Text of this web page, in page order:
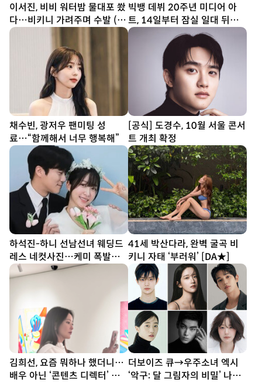
이서진, 비비 워터밤 물대포 쐈
다…비키니 가려주며 수발 (비
서진)
빅뱅 데뷔 20주년 미디어 아
트, 14일부터 잠실 일대 뒤덮
는다
채수빈, 광저우 팬미팅 성
료…“함께해서 너무 행복해”
[공식] 도경수, 10월 서울 콘서
트 개최 확정
하석진-하니 선남선녀 웨딩드
레스 네컷사진…케미 폭발
[DA★]
41세 박산다라, 완벽 굴곡 비
키니 자태 ‘부러워’ [DA★]
김희선, 요즘 뭐하나 했더니…
배우 아닌 ‘콘텐츠 디렉터’ 됐
더보이즈 큐→우주소녀 엑시
‘악구: 달 그림자의 비밀’ 나란